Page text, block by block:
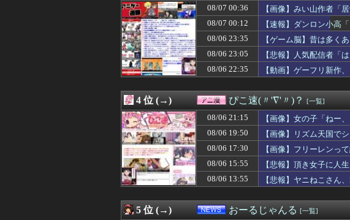
08/07 00:40
【画像】巨乳娘「巨乳のママとディナ
08/07 00:39
【快挙】野球ゲーム、「パワプロ」
08/07 00:38
【ｼｺ画像】女さん「この水着きると
08/07 00:36
【画像】みい山作者「居酒屋行く奴
08/07 00:36
DeNA関根大気（31）、2軍でも腐ら
08/07 00:35
【朗報】秋田にアラブが2兆円の投資
08/07 00:35
【衝撃】メイウェザー「恵まれない
08/07 00:34
【動画】浴衣ギャル、おっぱいプル
08/07 00:33
【画像】佳子さまが履いてそうなパン
08/07 00:32
涌井秀章(40) 2.88 3勝1敗 4QS K/
08/07 00:31
韓国人「とある日本の飲食店で、韓
08/07 00:30
【FEH】見切り予知の下地、彼が持っ
08/07 00:30
日産e-power、無給油で1980km走行し
08/07 00:30
◆悲報◆韓国紙、W杯GL敗退、プレ
08/07 00:30
【原神】アズプロもただの美少女動
08/07 00:30
【サッカー】J2開幕戦、最多観客数
08/07 00:29
ライザの公式AIゲーム、エッチすぎ
08/07 00:27
【モンハンワイルズ】ワイルズ買っ
08/07 00:36
【画像】みい山作者「
08/07 00:12
【速報】ダンロン小高
08/06 23:35
【ゲーム脳】昔は多く
08/06 23:05
【悲報】人気配信者「
08/06 22:35
【動画】ゲーフリ新作
4 位 (→) ぴこ速(〃'∇'〃)？ [一覧]
08/06 21:15
【画像】女の子「ねー
08/06 19:50
【画像】リズム天国で
08/06 17:30
【画像】フリーレンっ
08/06 15:55
【悲報】頂き女子に人
08/06 13:55
【悲報】ヤニねこさん
5 位 (→) おーるじゃんる [一覧]